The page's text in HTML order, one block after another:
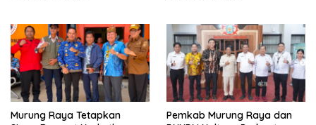
Murung Raya Tetapkan
Pemkab Murung Raya dan